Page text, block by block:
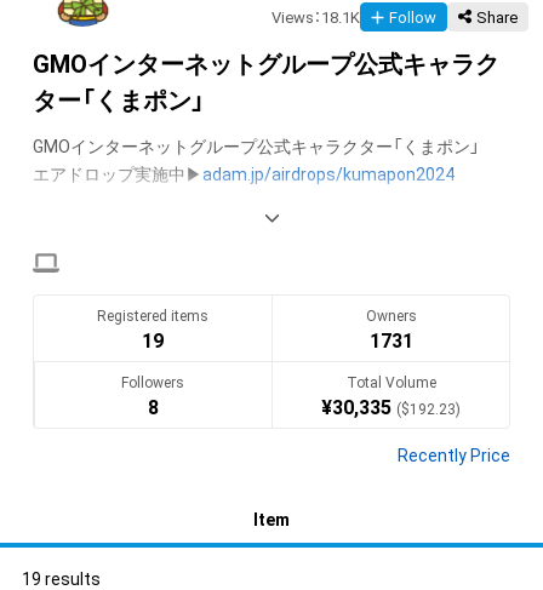
Views ： 18.1K Follow Share
GMOインターネットグループ公式キャラク
ター「くまポン」
GMOインターネットグループ公式キャラクター「くまポン」
エアドロップ実施中▶adam.jp/airdrops/kumapon2024
Registered items
19
Owners
1731
Followers
8
Total Volume
¥30,335 ($192.23)
Recently Price
Item
19 results